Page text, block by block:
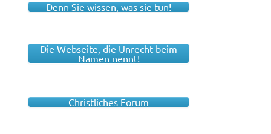
Denn Sie wissen, was sie tun!
Die Webseite, die Unrecht beim
Namen nennt!
Christliches Forum